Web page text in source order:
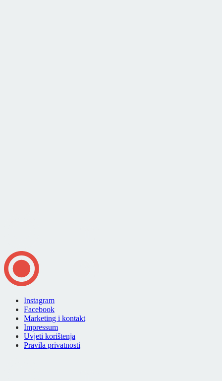
Instagram
Facebook
Marketing i kontakt
Impressum
Uvjeti korištenja
Pravila privatnosti